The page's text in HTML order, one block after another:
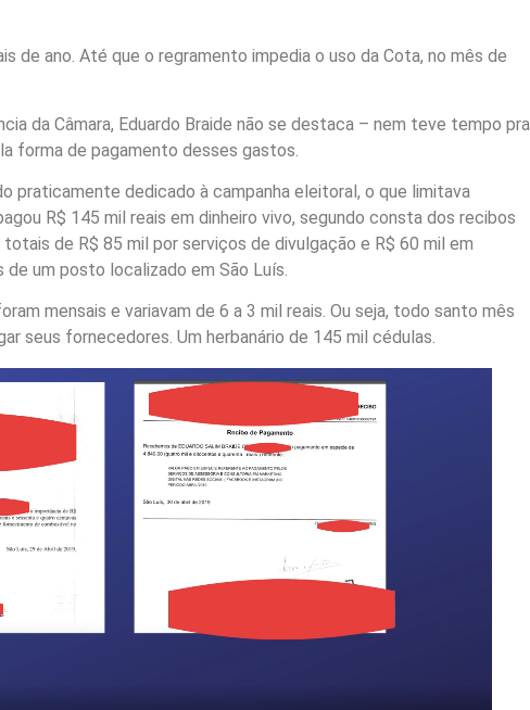
de ano. Até que o regramento impedia o uso da Cota, no mês de
da Câmara, Eduardo Braide não se destaca – nem teve tempo pra
forma de pagamento desses gastos.
praticamente dedicado à campanha eleitoral, o que limitava
R$ 145 mil reais em dinheiro vivo, segundo consta dos recibos
de R$ 85 mil por serviços de divulgação e R$ 60 mil em
um posto localizado em São Luís.
mensais e variavam de 6 a 3 mil reais. Ou seja, todo santo mês
seus fornecedores. Um herbanário de 145 mil cédulas.